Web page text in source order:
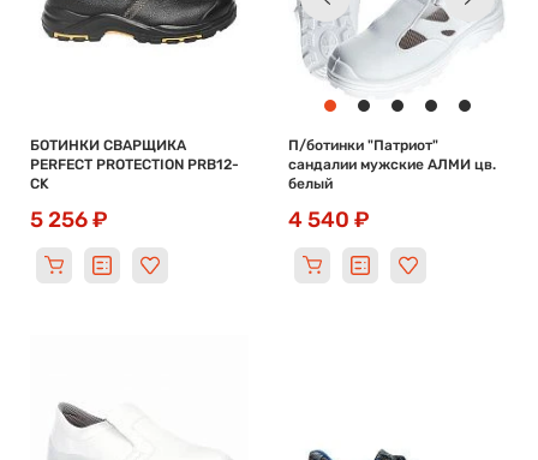
БОТИНКИ СВАРЩИКА
PERFECT PROTECTION PRB12-
CK
5 256 ₽
П/ботинки "Патриот"
сандалии мужские АЛМИ цв.
белый
4 540 ₽